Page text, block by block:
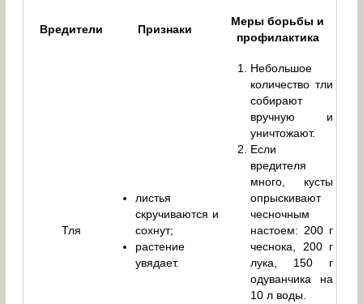
Вредители Признаки
Меры борьбы и
профилактика
Тля
листья
скручиваются и
сохнут;
растение
увядает.
Небольшое
количество тли
собирают
вручную и
уничтожают.
Если
вредителя
много, кусты
опрыскивают
чесночным
настоем: 200 г
чеснока, 200 г
лука, 150 г
одуванчика на
10 л воды.